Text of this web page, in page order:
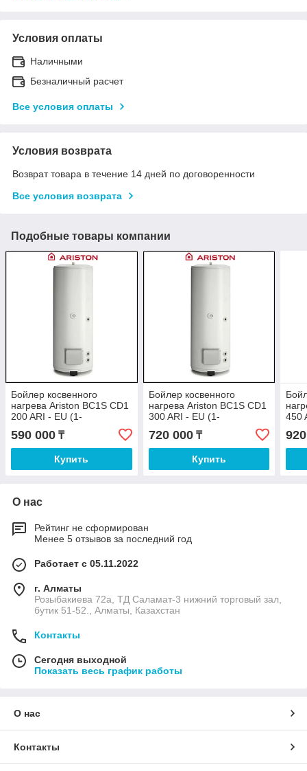
Условия оплаты
Наличными
Безналичный расчет
Все условия оплаты
Условия возврата
Возврат товара в течение 14 дней по договоренности
Все условия возврата
Подобные товары компании
Бойлер косвенного
нагрева Ariston BC1S CD1
200 ARI - EU (1-
теплообменник)
590 000 ₸
Купить
Бойлер косвенного
нагрева Ariston BC1S CD1
300 ARI - EU (1-
теплообменник)
720 000₸
Купить
450
О нас
Рейтинг не сформирован
Менее 5 отзывов за последний год
Работает с 05.11.2022
г. Алматы
Розыбакиева 72а, ТД Саламат-3 нижний торговый зал,
бутик 51-52., Алматы, Казахстан
Контакты
Сегодня выходной
Показать весь график работы
О нас
Контакты